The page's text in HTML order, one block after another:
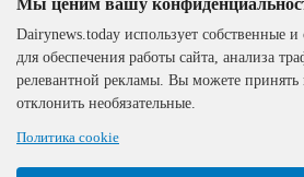
The DairyNews, все права
защищены, 2000-2024
Мы ценим вашу
Dairynews.today использует собственные
для обеспечения работы сайта, анализа
релевантной рекламы. Вы можете
отклонить необязательные.
Политика cookie